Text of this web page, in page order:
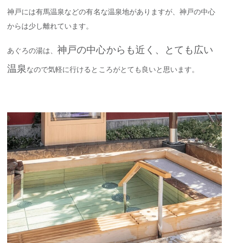
神戸には有馬温泉などの有名な温泉地がありますが、神戸の中心
からは少し離れています。
あぐろの湯は、神戸の中心からも近く、とても広い
温泉なので気軽に行けるところがとても良いと思います。